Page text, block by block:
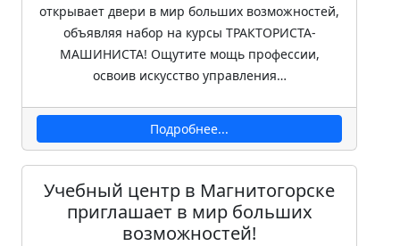
открывает двери в мир больших возможностей,
объявляя набор на курсы ТРАКТОРИСТА-
МАШИНИСТА! Ощутите мощь профессии,
освоив искусство управления…
Подробнее...
Учебный центр в Магнитогорске
приглашает в мир больших
возможностей!